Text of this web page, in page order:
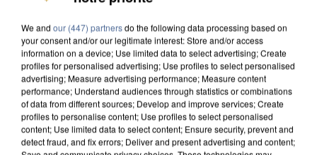
We and our (447) partnersdo the following data processing based on
your consent and/or our legitimate interest: Store and/or access
information on a device; Use limited data to select advertising; Create
profiles for personalised advertising; Use profiles to select personalised
advertising; Measure advertising performance; Measure content
performance; Understand audiences through statistics or combinations
of data from different sources; Develop and improve services; Create
profiles to personalise content; Use profiles to select personalised
content; Use limited data to select content; Ensure security, prevent and
detect fraud, and fix errors; Deliver and present advertising and content;